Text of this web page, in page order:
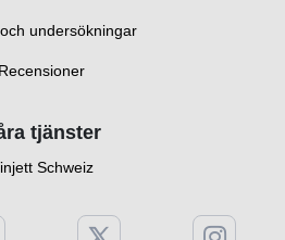
undersökningar
Recensioner
tjänster
Schweiz